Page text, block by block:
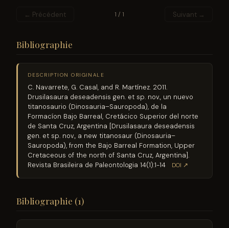
← Précédent 1 / 1 Suivant →
Bibliographie
DESCRIPTION ORIGINALE
C. Navarrete, G. Casal, and R. Martínez. 2011.
Drusilasaura deseadensis gen. et sp. nov., un nuevo
titanosaurio (Dinosauria–Sauropoda), de la
Formacíon Bajo Barreal, Cretácico Superior del norte
de Santa Cruz, Argentina [Drusilasaura deseadensis
gen. et sp. nov., a new titanosaur (Dinosauria–
Sauropoda), from the Bajo Barreal Formation, Upper
Cretaceous of the north of Santa Cruz, Argentina].
Revista Brasileira de Paleontologia 14(1):1-14
DOI ↗
Bibliographie (1)